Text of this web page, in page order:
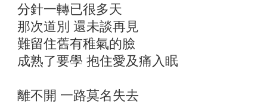
分針一轉已很多天
那次道別 還未談再見
難留住舊有稚氣的臉
成熟了要學 抱住愛及痛入眠
離不開 一路莫名失去